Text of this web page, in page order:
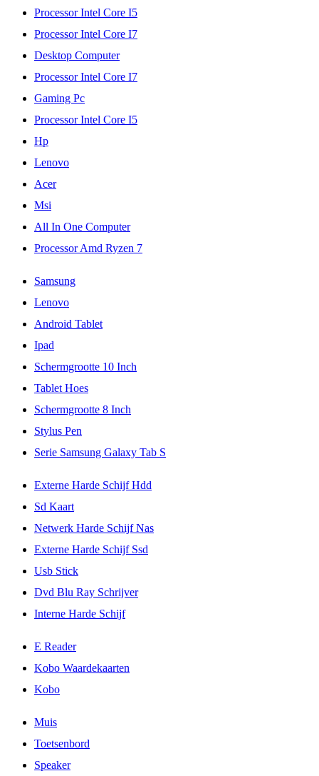
Processor Intel Core I5
Processor Intel Core I7
Desktop Computer
Processor Intel Core I7
Gaming Pc
Processor Intel Core I5
Hp
Lenovo
Acer
Msi
All In One Computer
Processor Amd Ryzen 7
Samsung
Lenovo
Android Tablet
Ipad
Schermgrootte 10 Inch
Tablet Hoes
Schermgrootte 8 Inch
Stylus Pen
Serie Samsung Galaxy Tab S
Externe Harde Schijf Hdd
Sd Kaart
Netwerk Harde Schijf Nas
Externe Harde Schijf Ssd
Usb Stick
Dvd Blu Ray Schrijver
Interne Harde Schijf
E Reader
Kobo Waardekaarten
Kobo
Muis
Toetsenbord
Speaker